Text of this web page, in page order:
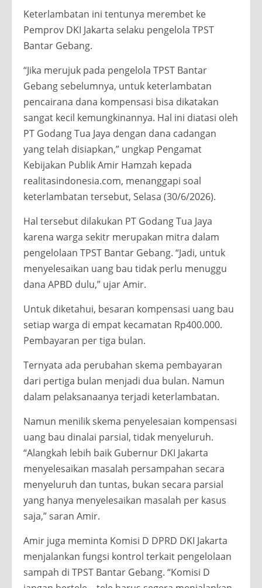
Keterlambatan ini tentunya merembet ke
Pemprov DKI Jakarta selaku pengelola TPST
Bantar Gebang.
“Jika merujuk pada pengelola TPST Bantar
Gebang sebelumnya, untuk keterlambatan
pencairana dana kompensasi bisa dikatakan
sangat kecil kemungkinannya. Hal ini diatasi oleh
PT Godang Tua Jaya dengan dana cadangan
yang telah disiapkan,” ungkap Pengamat
Kebijakan Publik Amir Hamzah kepada
realitasindonesia.com, menanggapi soal
keterlambatan tersebut, Selasa (30/6/2026).
Hal tersebut dilakukan PT Godang Tua Jaya
karena warga sekitr merupakan mitra dalam
pengelolaan TPST Bantar Gebang. “Jadi, untuk
menyelesaikan uang bau tidak perlu menuggu
dana APBD dulu,” ujar Amir.
Untuk diketahui, besaran kompensasi uang bau
setiap warga di empat kecamatan Rp400.000.
Pembayaran per tiga bulan.
Ternyata ada perubahan skema pembayaran
dari pertiga bulan menjadi dua bulan. Namun
dalam pelaksanaanya terjadi keterlambatan.
Namun menilik skema penyelesaian kompensasi
uang bau dinalai parsial, tidak menyeluruh.
“Alangkah lebih baik Gubernur DKI Jakarta
menyelesaikan masalah persampahan secara
menyeluruh dan tuntas, bukan secara parsial
yang hanya menyelesaikan masalah per kasus
saja,” saran Amir.
Amir juga meminta Komisi D DPRD DKI Jakarta
menjalankan fungsi kontrol terkait pengelolaan
sampah di TPST Bantar Gebang. “Komisi D